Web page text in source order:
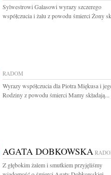
Sylwestrowi Galasowi wyrazy szczerego
współczucia i żalu z powodu śmierci Żony
RADOM
Wyrazy współczucia dla Piotra Miękusa i
Rodziny z powodu śmierci Mamy składają...
AGATA DOBKOWSKA
Z głębokim żalem i smutkiem przyjęliśmy